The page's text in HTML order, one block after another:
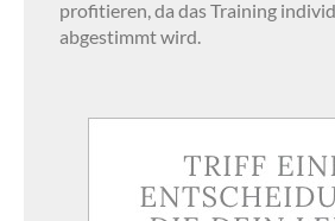
profitieren, da das Training
abgestimmt wird.